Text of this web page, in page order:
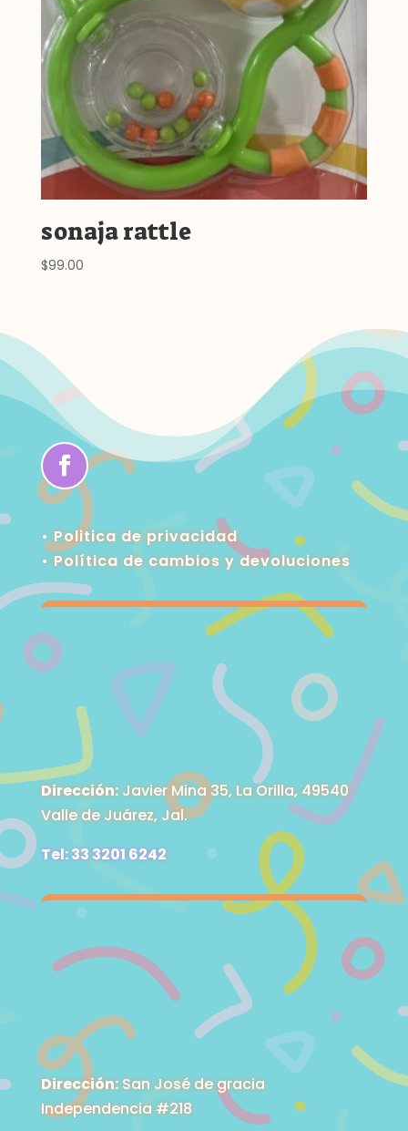
sonaja rattle
$99.00
• Politica de privacidad
•Política de cambios y devoluciones
Dirección:Javier Mina 35, La Orilla, 49540
Valle de Juárez, Jal.
Tel: 33 3201 6242
Dirección:San José de gracia
Independencia #218